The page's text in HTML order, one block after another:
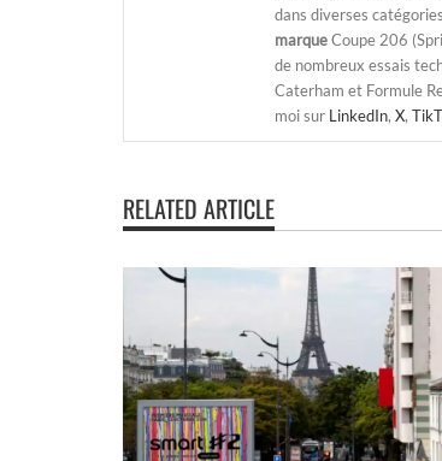
dans diverses
marqueCoupe 206
de nombreux essais
Caterham et Formule
moi sur LinkedIn, X,
RELATED ARTICLE